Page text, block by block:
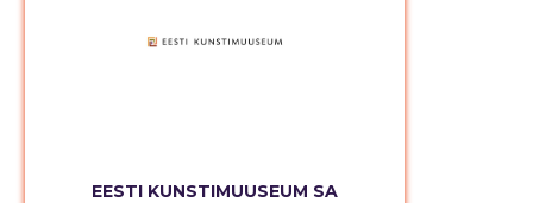
EESTI KUNSTIMUUSEUM SA